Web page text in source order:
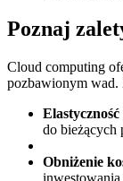
Poznaj
Cloud computing
pozbawionym wad.
do bieżących
Obniżenie